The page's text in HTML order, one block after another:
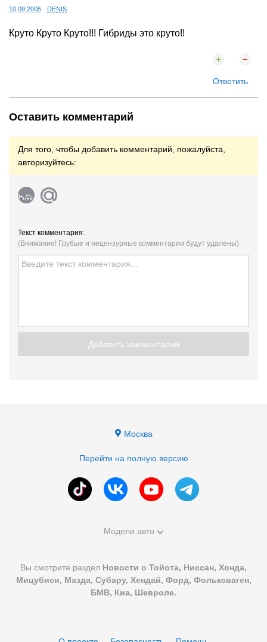
10.09.2005 DENIS
Круто Круто Круто!!! Гибриды это круто!!
Ответить
Оставить комментарий
Для того, чтобы добавить комментарий, пожалуйста,
авторизуйтесь:
Текст комментария:
(Внимание! Грубые и нецензурные комментарии будут удалены)
Добавить комментарий
Москва
Перейти на полную версию
Модели авто
Вы смотрите раздел Новости о Тойота, Ниссан, Хонда,
Мицубиси, Мазда, Субару, Хендай, Форд, Фольксваген,
БМВ, Киа, Шевроле.